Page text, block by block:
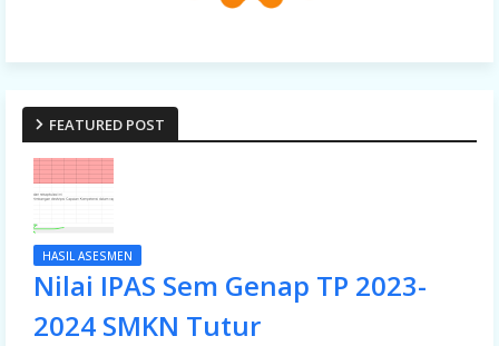
FEATURED POST
HASIL ASESMEN
Nilai IPAS Sem Genap TP 2023-
2024 SMKN Tutur